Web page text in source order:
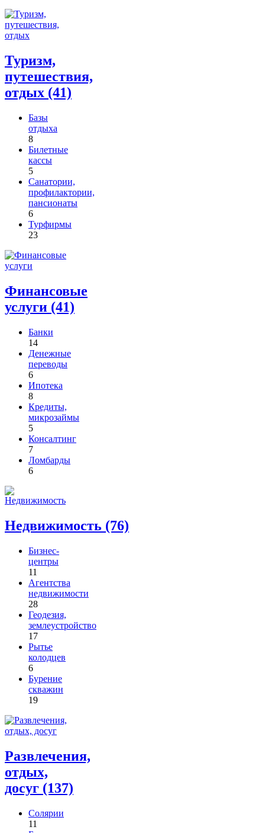
Туризм,
путешествия,
отдых (41)
Базы
отдыха
8
Билетные
кассы
5
Санатории,
профилактории,
пансионаты
6
Турфирмы
23
Финансовые
услуги (41)
Банки
14
Денежные
переводы
6
Ипотека
8
Кредиты,
микрозаймы
5
Консалтинг
7
Ломбарды
6
Недвижимость (76)
Бизнес-
центры
11
Агентства
недвижимости
28
Геодезия,
землеустройство
17
Рытье
колодцев
6
Бурение
скважин
19
Развлечения,
отдых,
досуг (137)
Солярии
11